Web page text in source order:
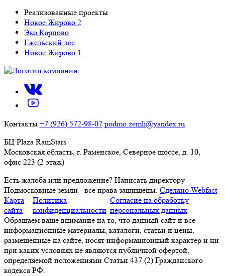
Реализованные проекты
Новое Жирово 2
Эко Карпово
Гжельский лес
Новое Жирово 1
Контакты +7 (926) 572-98-07 podmo.zemli@yandex.ru
БЦ Plaza RamStars
Московская область, г. Раменское, Северное шоссе, д. 10,
офис 223 (2 этаж)
Есть жалоба или предложение? Написать директору
Подмосковные земли - все права защищены. Сделано Webfact
Карта
сайта
Политика
конфиденциальности
Согласие на обработку
персональных данных
Обращаем ваше внимание на то, что данный сайт и все
информационные материалы, каталоги, статьи и цены,
размещенные на сайте, носят информационный характер и ни
при каких условиях не являются публичной офертой,
определяемой положениями Статьи 437 (2) Гражданского
кодекса РФ.